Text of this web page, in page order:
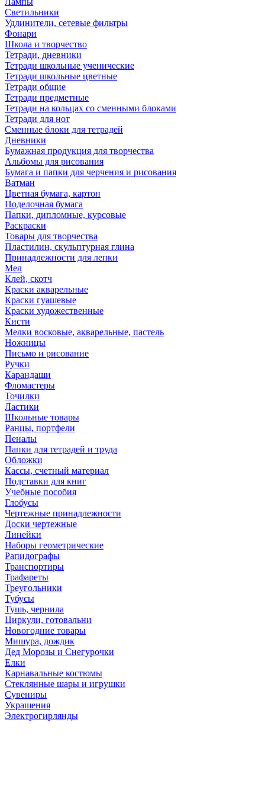
Светильники
Удлинители, сетевые фильтры
Фонари
Школа и творчество
Тетради, дневники
Тетради школьные ученические
Тетради школьные цветные
Тетради общие
Тетради предметные
Тетради на кольцах со сменными блоками
Тетради для нот
Сменные блоки для тетрадей
Дневники
Бумажная продукция для творчества
Альбомы для рисования
Бумага и папки для черчения и рисования
Ватман
Цветная бумага, картон
Поделочная бумага
Папки, дипломные, курсовые
Раскраски
Товары для творчества
Пластилин, скульптурная глина
Принадлежности для лепки
Мел
Клей, скотч
Краски акварельные
Краски гуашевые
Краски художественные
Кисти
Мелки восковые, акварельные, пастель
Ножницы
Письмо и рисование
Ручки
Карандаши
Фломастеры
Точилки
Ластики
Школьные товары
Ранцы, портфели
Пеналы
Папки для тетрадей и труда
Обложки
Кассы, счетный материал
Подставки для книг
Учебные пособия
Глобусы
Чертежные принадлежности
Доски чертежные
Линейки
Наборы геометрические
Рапидографы
Транспортиры
Трафареты
Треугольники
Тубусы
Тушь, чернила
Циркули, готовальни
Новогодние товары
Мишура, дождик
Дед Морозы и Снегурочки
Елки
Карнавальные костюмы
Стеклянные шары и игрушки
Сувениры
Украшения
Электрогирлянды